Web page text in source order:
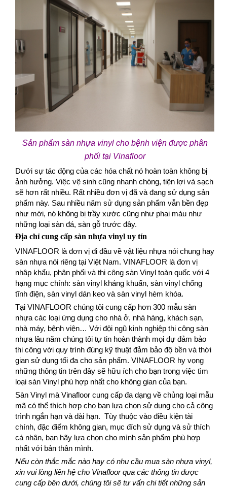
Sản phẩm sàn nhựa vinyl cho bệnh viện được phân
phối tại Vinafloor
Dưới sự tác động của các hóa chất nó hoàn toàn không bị
ảnh hưởng. Việc vệ sinh cũng nhanh chóng, tiện lợi và sạch
sẽ hơn rất nhiều. Rất nhiều đơn vị đã và đang sử dụng sản
phẩm này. Sau nhiều năm sử dụng sản phẩm vẫn bền đẹp
như mới, nó không bị trầy xước cũng như phai màu như
những loại sàn đá, sàn gỗ trước đây.
Địa chỉ cung cấp sàn nhựa vinyl uy tín
VINAFLOOR là đơn vị đi đầu về vật liệu nhựa nói chung hay
sàn nhựa nói riêng tại Việt Nam. VINAFLOOR là đơn vị
nhâp khẩu, phân phối và thi công sàn Vinyl toàn quốc với 4
hạng mục chính: sàn vinyl kháng khuẩn, sàn vinyl chống
tĩnh điện, sàn vinyl dán keo và sàn vinyl hèm khóa.
Tại VINAFLOOR chúng tôi cung cấp hơn 300 mẫu sàn
nhựa các loại ứng dụng cho nhà ở, nhà hàng, khách sạn,
nhà máy, bệnh viện… Với đội ngũ kinh nghiệp thi công sàn
nhựa lâu năm chúng tôi tự tin hoàn thành mọi dự đảm bảo
thi công với quy trình đúng kỹ thuật đảm bảo độ bền và thời
gian sử dụng tối đa cho sản phẩm. VINAFLOOR hy vọng
những thông tin trên đây sẽ hữu ích cho bạn trong việc tìm
loại sàn Vinyl phù hợp nhất cho không gian của bạn.
Sàn Vinyl mà Vinafloor cung cấp đa dạng về chủng loại mẫu
mã có thể thích hợp cho bạn lựa chọn sử dụng cho cả công
trình ngắn hạn và dài hạn. Tùy thuộc vào điều kiện tài
chính, đặc điểm không gian, mục đích sử dụng và sử thích
cá nhân, bạn hãy lựa chọn cho mình sản phẩm phù hợp
nhất với bản thân mình.
Nếu còn thắc mắc nào hay có nhu cầu mua sàn nhựa vinyl,
xin vui lòng liên hệ cho Vinafloor qua các thông tin được
cung cấp bên dưới, chúng tôi sẽ tư vấn chi tiết những sản